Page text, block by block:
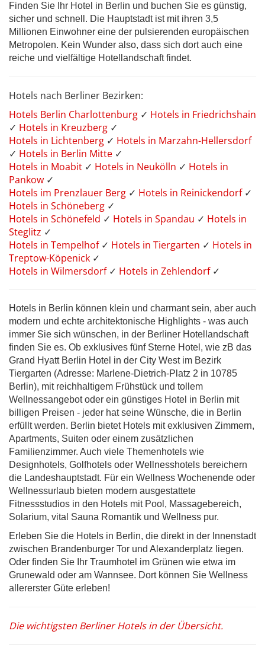
Finden Sie Ihr Hotel in Berlin und buchen Sie es günstig,
sicher und schnell. Die Hauptstadt ist mit ihren 3,5
Millionen Einwohner eine der pulsierenden europäischen
Metropolen. Kein Wunder also, dass sich dort auch eine
reiche und vielfältige Hotellandschaft findet.
Hotels nach Berliner Bezirken:
Hotels Berlin Charlottenburg ✓ Hotels in Friedrichshain
✓ Hotels in Kreuzberg ✓
Hotels in Lichtenberg ✓ Hotels in Marzahn-Hellersdorf
✓ Hotels in Berlin Mitte ✓
Hotels in Moabit ✓ Hotels in Neukölln ✓ Hotels in
Pankow ✓
Hotels im Prenzlauer Berg ✓ Hotels in Reinickendorf ✓
Hotels in Schöneberg ✓
Hotels in Schönefeld ✓ Hotels in Spandau ✓ Hotels in
Steglitz ✓
Hotels in Tempelhof ✓ Hotels in Tiergarten ✓ Hotels in
Treptow-Köpenick ✓
Hotels in Wilmersdorf ✓ Hotels in Zehlendorf✓
Hotels in Berlin können klein und charmant sein, aber auch
modern und echte architektonische Highlights - was auch
immer Sie sich wünschen, in der Berliner Hotellandschaft
finden Sie es. Ob exklusives fünf Sterne Hotel, wie zB das
Grand Hyatt Berlin Hotel in der City West im Bezirk
Tiergarten (Adresse: Marlene-Dietrich-Platz 2 in 10785
Berlin), mit reichhaltigem Frühstück und tollem
Wellnessangebot oder ein günstiges Hotel in Berlin mit
billigen Preisen - jeder hat seine Wünsche, die in Berlin
erfüllt werden. Berlin bietet Hotels mit exklusiven Zimmern,
Apartments, Suiten oder einem zusätzlichen
Familienzimmer. Auch viele Themenhotels wie
Designhotels, Golfhotels oder Wellnesshotels bereichern
die Landeshauptstadt. Für ein Wellness Wochenende oder
Wellnessurlaub bieten modern ausgestattete
Fitnessstudios in den Hotels mit Pool, Massagebereich,
Solarium, vital Sauna Romantik und Wellness pur.
Erleben Sie die Hotels in Berlin, die direkt in der Innenstadt
zwischen Brandenburger Tor und Alexanderplatz liegen.
Oder finden Sie Ihr Traumhotel im Grünen wie etwa im
Grunewald oder am Wannsee. Dort können Sie Wellness
allererster Güte erleben!
Die wichtigsten Berliner Hotels in der Übersicht.